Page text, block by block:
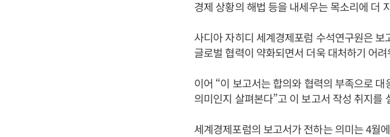
경제 상황의 해법 등을 내세우는 목소리에 더
사디아 자히디 세계경제포럼 수석연구원은
글로벌 협력이 약화되면서 더욱 대처하기 어
이어 “이 보고서는 합의와 협력의 부족으로
의미인지 살펴본다”고 이 보고서 작성 취지를
세계경제포럼의 보고서가 전하는 의미는 4월